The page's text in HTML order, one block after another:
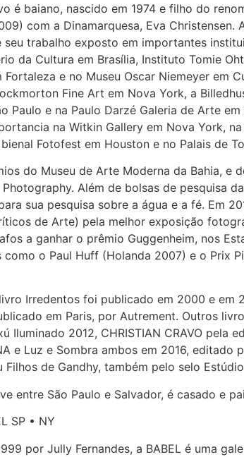
é baiano, nascido em 1974 e filho do
com a Dinamarquesa, Eva
seu trabalho exposto em importantes
da Cultura em Brasília, Instituto Tomie
Fortaleza e no Museu Oscar Niemeyer em
Fine Art em Nova York, a
Paulo e na Paulo Darzé Galeria de Arte
na Witkin Gallery em Nova York, na
Fotofest em Houston e no Palais de
do Museu de Arte Moderna da Bahia, e
Além de bolsas de pesquisa
sua pesquisa sobre a água e a fé. Em
de Arte) pela melhor exposição
a ganhar o prêmio Guggenheim, nos
como o Paul Huff (Holanda 2007) e o Prix
Irredentos foi publicado em 2000 e em
em Paris, por Autrement. Outros
Iluminado 2012, CHRISTIAN CRAVO pela
e Luz e Sombra ambos em 2016, editado
Filhos de Gandhy, também pelo selo
entre São Paulo e Salvador, é casado e
SP • NY
por Jully Fernandes, a BABEL é uma